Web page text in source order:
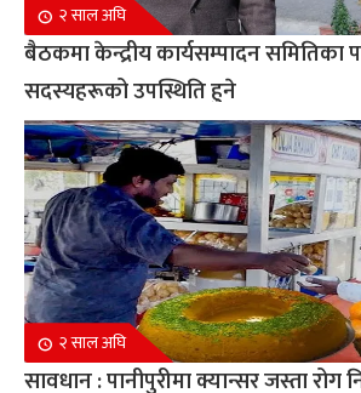
२ साल अघि
बैठकमा केन्द्रीय कार्यसम्पादन समितिका
सदस्यहरूको उपस्थिति हुने
२ साल अघि
सावधान : पानीपुरीमा क्यान्सर जस्ता रोग